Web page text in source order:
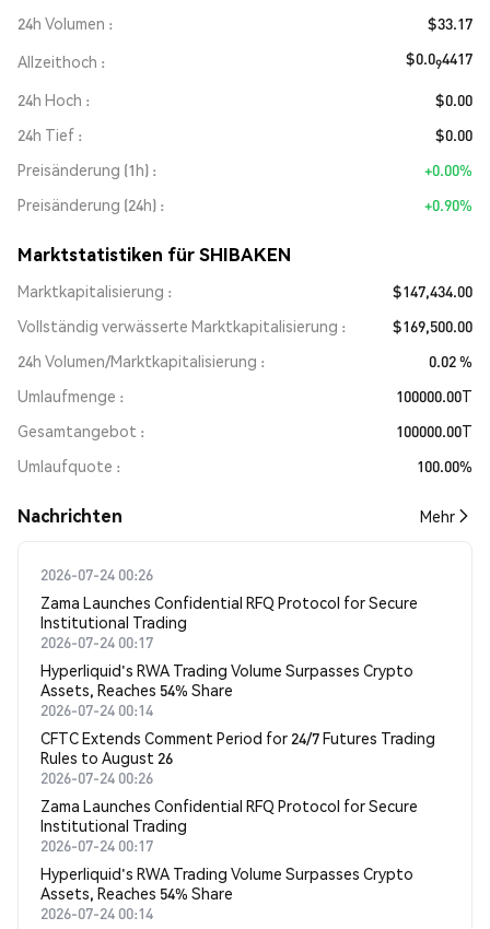
24h Volumen
$33.17
Allzeithoch
$0.094417
24h Hoch
$0.00
24h Tief
$0.00
Preisänderung (1h)
+0.00%
Preisänderung (24h)
+0.90%
Marktstatistiken für SHIBAKEN
Marktkapitalisierung
$147,434.00
Vollständig verwässerte Marktkapitalisierung
$169,500.00
24h Volumen/Marktkapitalisierung
0.02 %
Umlaufmenge
100000.00T
Gesamtangebot
100000.00T
Umlaufquote
100.00%
Nachrichten Mehr
2026-07-24 00:26
Zama Launches Confidential RFQ Protocol for Secure
Institutional Trading
2026-07-24 00:17
Hyperliquid's RWA Trading Volume Surpasses Crypto
Assets, Reaches 54% Share
2026-07-24 00:14
CFTC Extends Comment Period for 24/7 Futures Trading
Rules to August 26
2026-07-24 00:26
Zama Launches Confidential RFQ Protocol for Secure
Institutional Trading
2026-07-24 00:17
Hyperliquid's RWA Trading Volume Surpasses Crypto
Assets, Reaches 54% Share
2026-07-24 00:14